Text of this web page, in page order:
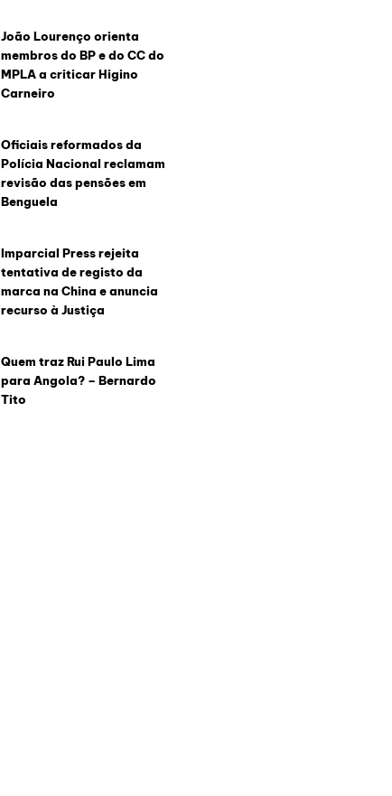
João Lourenço orienta
membros do BP e do CC do
MPLA a criticar Higino
Carneiro
Oficiais reformados da
Polícia Nacional reclamam
revisão das pensões em
Benguela
Imparcial Press rejeita
tentativa de registo da
marca na China e anuncia
recurso à Justiça
Quem traz Rui Paulo Lima
para Angola? – Bernardo
Tito